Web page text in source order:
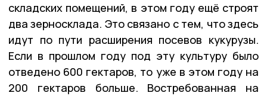
складских помещений, в этом году ещё строят
два зерносклада. Это связано с тем, что здесь
идут по пути расширения посевов кукурузы.
Если в прошлом году под эту культуру было
отведено 600 гектаров, то уже в этом году на
200 гектаров больше. Востребованная на